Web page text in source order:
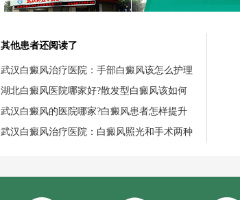
其他患者还阅读了
武汉白癜风治疗医院：手部白癜风该怎么护理
湖北白癜风医院哪家好?散发型白癜风该如何
武汉白癜风的医院哪家?白癜风患者怎样提升
武汉白癜风治疗医院：白癜风照光和手术两种